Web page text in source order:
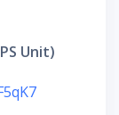
Unit)